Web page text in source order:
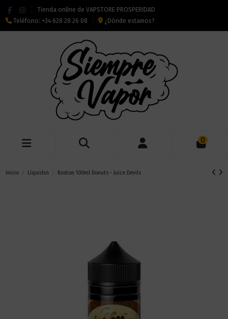
Tienda online de VAPSTORE PROSPERIDAD
Teléfono: +34 628 28 26 08 ¿Dónde estamos?
0
Inicio Líquidos Boston 100ml Donuts - Juice Devils